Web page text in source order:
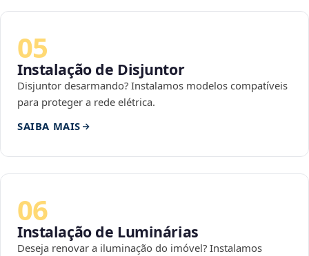
05
Instalação de Disjuntor
Disjuntor desarmando? Instalamos modelos compatíveis
para proteger a rede elétrica.
SAIBA MAIS
06
Instalação de Luminárias
Deseja renovar a iluminação do imóvel? Instalamos